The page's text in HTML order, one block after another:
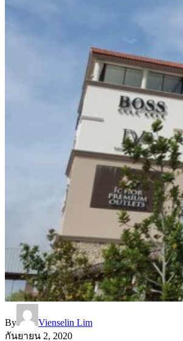
By
Vienselin Lim
กันยายน 2, 2020